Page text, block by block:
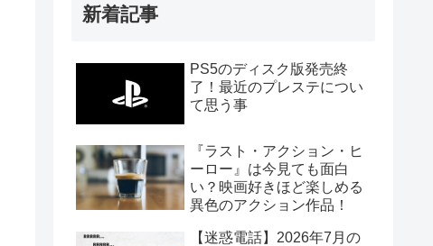
新着記事
PS5のディスク版発売終
了！最近のプレステについ
て思う事
『ラスト・アクション・ヒ
ーロー』は今見ても面白
い？映画好きほど楽しめる
異色のアクション作品！
【迷惑電話】2026年7月の